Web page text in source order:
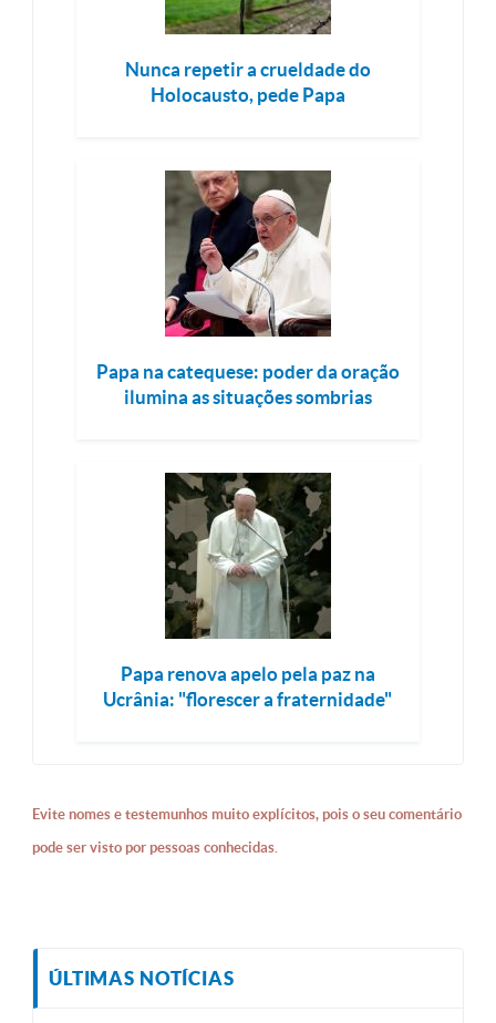
Nunca repetir a crueldade do
Holocausto, pede Papa
Papa na catequese: poder da oração
ilumina as situações sombrias
Papa renova apelo pela paz na
Ucrânia: "florescer a fraternidade"
Evite nomes e testemunhos muito explícitos, pois o seu comentário
pode ser visto por pessoas conhecidas.
ÚLTIMAS NOTÍCIAS